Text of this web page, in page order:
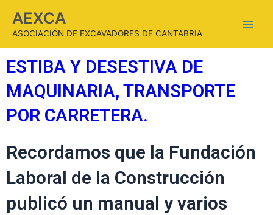
AEXCA
ASOCIACIÓN DE EXCAVADORES DE CANTABRIA
ESTIBA Y DESESTIVA DE
MAQUINARIA, TRANSPORTE
POR CARRETERA.
Recordamos que la Fundación
Laboral de la Construcción
publicó un manual y varios